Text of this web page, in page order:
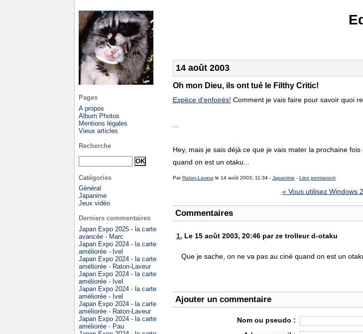
14 août 2003
Oh mon Dieu, ils ont tué le Filthy Critic!
Espèce d'enfoirés! Comment je vais faire pour savoir quoi
Hey, mais je sais déjà ce que je vais mater la prochaine
quand on est un otaku...
ParRaton-Laveurle 14 août 2003, 11:34 - Japanime - Lien permanent
« Vous utilisez Windows
Commentaires
1. Le 15 août 2003, 20:46 par ze trolleur d-otaku
Que je sache, on ne va pas au ciné quand on est un
Ajouter un commentaire
Nom ou pseudo :
Pages
A propos
Album Photos
Mentions légales
Vieux articles
Recherche
Catégories
Général
Japanime
Jeux vidéo
Derniers commentaires
Japan Expo 2025 - la carte
avancée - Marc
Japan Expo 2024 - la carte
améliorée - Ivel
Japan Expo 2024 - la carte
améliorée - Raton-Laveur
Japan Expo 2024 - la carte
améliorée - Ivel
Japan Expo 2024 - la carte
améliorée - Ivel
Japan Expo 2024 - la carte
améliorée - Raton-Laveur
Japan Expo 2024 - la carte
améliorée - Pau